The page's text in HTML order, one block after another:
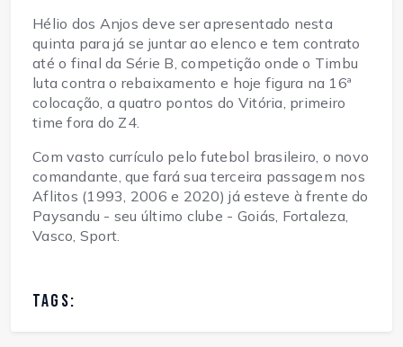
Hélio dos Anjos deve ser apresentado nesta
quinta para já se juntar ao elenco e tem contrato
até o final da Série B, competição onde o Timbu
luta contra o rebaixamento e hoje figura na 16ª
colocação, a quatro pontos do Vitória, primeiro
time fora do Z4.
Com vasto currículo pelo futebol brasileiro, o novo
comandante, que fará sua terceira passagem nos
Aflitos (1993, 2006 e 2020) já esteve à frente do
Paysandu - seu último clube - Goiás, Fortaleza,
Vasco, Sport.
TAGS: